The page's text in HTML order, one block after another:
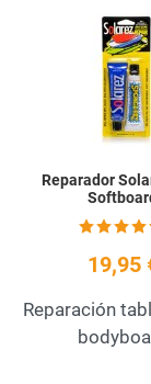
Reparador
19,95
Reparación